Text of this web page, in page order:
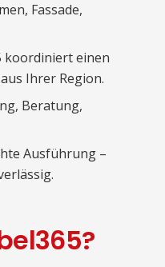
Fassade,
koordiniert einen
Ihrer Region.
Beratung,
Ausführung –